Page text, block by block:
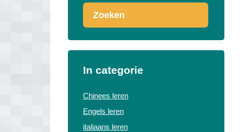
Zoeken
In categorie
Chinees leren
Engels leren
italiaans leren